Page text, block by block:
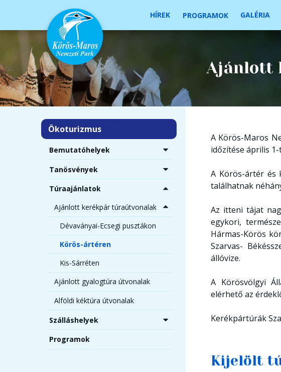
HÍREK PROGRAMOK GALÉRIA
Ajánlott
A Körös-Maros
időzítése április
A Körös-ártér és
találhatnak
Az itteni tájat
egykori,
Hármas-Körös
Szarvas-
állóvize.
A Körösvölgyi
elérhető az
Kerékpártúrák
Kijelölt
Ökoturizmus
Bemutatóhelyek
Tanösvények
Túraajánlatok
Ajánlott kerékpár túraútvonalak
Dévaványai-Ecsegi pusztákon
Körös-ártéren
Kis-Sárréten
Ajánlott gyalogtúra útvonalak
Alföldi kéktúra útvonalak
Szálláshelyek
Programok